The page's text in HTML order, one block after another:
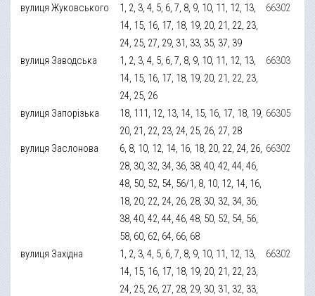
вулиця Жуковського
1, 2, 3, 4, 5, 6, 7, 8, 9, 10, 11, 12, 13,
14, 15, 16, 17, 18, 19, 20, 21, 22, 23,
24, 25, 27, 29, 31, 33, 35, 37, 39
66302
вулиця Заводська
1, 2, 3, 4, 5, 6, 7, 8, 9, 10, 11, 12, 13,
14, 15, 16, 17, 18, 19, 20, 21, 22, 23,
24, 25, 26
66303
вулиця Запорізька
18, 111, 12, 13, 14, 15, 16, 17, 18, 19,
20, 21, 22, 23, 24, 25, 26, 27, 28
66305
вулиця Заслонова
6, 8, 10, 12, 14, 16, 18, 20, 22, 24, 26,
28, 30, 32, 34, 36, 38, 40, 42, 44, 46,
48, 50, 52, 54, 56/1, 8, 10, 12, 14, 16,
18, 20, 22, 24, 26, 28, 30, 32, 34, 36,
38, 40, 42, 44, 46, 48, 50, 52, 54, 56,
58, 60, 62, 64, 66, 68
66302
вулиця Західна
1, 2, 3, 4, 5, 6, 7, 8, 9, 10, 11, 12, 13,
14, 15, 16, 17, 18, 19, 20, 21, 22, 23,
24, 25, 26, 27, 28, 29, 30, 31, 32, 33,
66302